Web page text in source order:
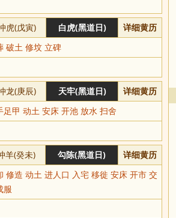
虎(戊寅) 白虎(黑道日) 详细黄历
破土 修坟 立碑
龙(庚辰) 天牢(黑道日) 详细黄历
甲 动土 安床 开池 放水 扫舍
羊(癸未) 勾陈(黑道日) 详细黄历
修造 动土 进人口 入宅 移徙 安床 开市 交
服